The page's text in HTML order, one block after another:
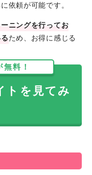
依頼が可能です。
ニングを行ってお
ため、お得に感じる
料！
トを見てみ